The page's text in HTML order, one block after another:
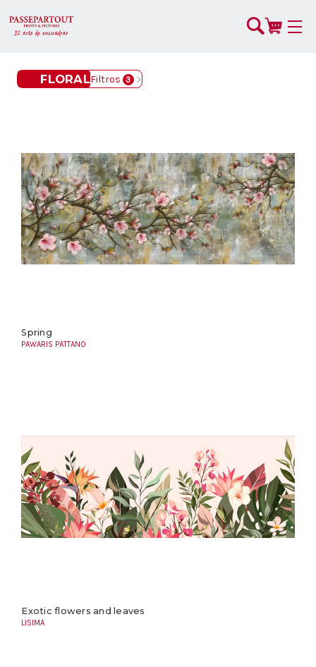
FLORALFiltros 3
Spring
PAWARIS PATTANO
Exotic flowers and leaves
LISIMA